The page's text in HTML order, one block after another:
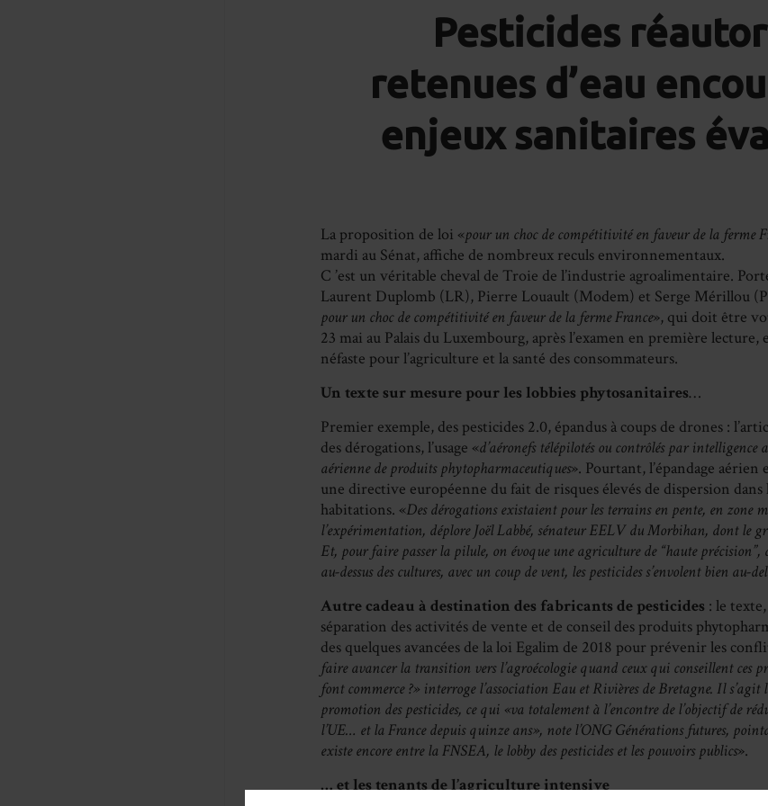
Pesticides
retenues d’eau
enjeux sanitaires
La proposition de loi «pour un choc de compétitivité en faveur de la ferme
mardi au Sénat, affiche de nombreux reculs environnementaux.
C ’est un véritable cheval de Troie de l’industrie agroalimentaire.
Laurent Duplomb (LR), Pierre Louault (Modem) et Serge Mérillou
pour un choc de compétitivité en faveur de la ferme France», qui doit être
23 mai au Palais du Luxembourg, après l’examen en première lecture,
néfaste pour l’agriculture et la santé des consommateurs.
Un texte sur mesure pour les lobbies phytosanitaires…
Premier exemple, des pesticides 2.0, épandus à coups de drones :
des dérogations, l’usage «d’aéronefs télépilotés ou contrôlés par
aérienne de produits phytopharmaceutiques». Pourtant, l’épandage
une directive européenne du fait de risques élevés de dispersion dans
habitations. «Des dérogations existaient pour les terrains en pente, en zone
l’expérimentation, déplore Joël Labbé, sénateur EELV du Morbihan, dont le
Et, pour faire passer la pilule, on évoque une agriculture de “haute précision”,
au-dessus des cultures, avec un coup de vent, les pesticides s’envolent bien au-
Autre cadeau à destination des fabricants de pesticides : le
séparation des activités de vente et de conseil des produits
des quelques avancées de la loi Egalim de 2018 pour prévenir les
faire avancer la transition vers l’agroécologie quand ceux qui conseillent ces
font commerce ?» interroge l’association Eau et Rivières de Bretagne. Il
promotion des pesticides, ce qui «va totalement à l’encontre de l’objectif de
l’UE… et la France depuis quinze ans», note l’ONG Générations futures,
existe encore entre la FNSEA, le lobby des pesticides et les pouvoirs publics».
… et les tenants de l’agriculture intensive